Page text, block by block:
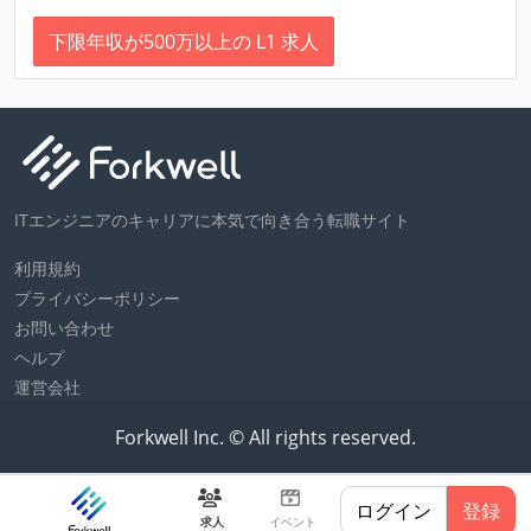
求人 イベント ログイン 登録
下限年収が500万以上の L1 求人
ITエンジニアのキャリアに本気で向き合う転職サイト
利用規約
プライバシーポリシー
お問い合わせ
ヘルプ
運営会社
Forkwell Inc. © All rights reserved.